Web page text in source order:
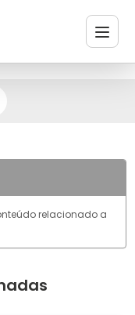
relacionado a